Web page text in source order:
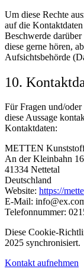
Um diese Rechte
auf die
Beschwerde
diese gerne hören,
Aufsichtsbehörde
10.
Für Fragen und/
diese Aussage
Kontaktdaten:
METTEN
An der Kleinbahn
41334 Nettetal
Deutschland
Website: https://
E-Mail: info@
Telefonnummer:
Diese Cookie-
2025 synchronisiert.
Kontakt aufnehmen